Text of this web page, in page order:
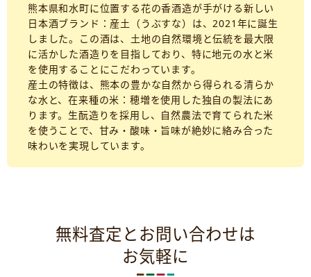
熊本県和水町に位置する花の香酒造が手がける新しい
日本酒ブランド：産土（うぶすな）は、2021年に誕生
しました。この酒は、土地の自然環境と伝統を最大限
に活かした酒造りを目指しており、特に地元の水と米
を使用することにこだわっています。
産土の特徴は、熊本の豊かな自然から得られる清らか
な水と、在来種の米：穂増を使用した独自の製法にあ
ります。生酛造りを採用し、自然農法で育てられた米
を使うことで、甘み・酸味・旨味が絶妙に絡み合った
味わいを実現しています。
無料査定とお問い合わせは
お気軽に